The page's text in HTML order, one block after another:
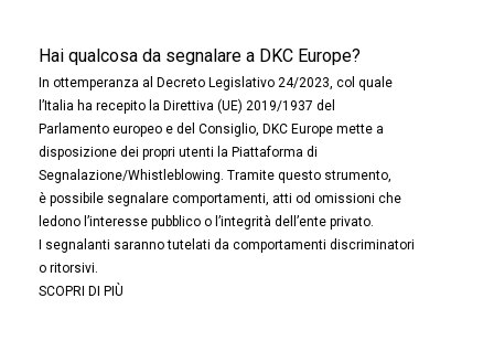
Hai qualcosa da segnalare a DKC Europe?
In ottemperanza al Decreto Legislativo 24/2023, col quale
l’Italia ha recepito la Direttiva (UE) 2019/1937 del
Parlamento europeo e del Consiglio, DKC Europe mette a
disposizione dei propri utenti la Piattaforma di
Segnalazione/Whistleblowing. Tramite questo strumento,
è possibile segnalare comportamenti, atti od omissioni che
ledono l’interesse pubblico o l’integrità dell’ente privato.
I segnalanti saranno tutelati da comportamenti discriminatori
o ritorsivi.
SCOPRI DI PIÙ